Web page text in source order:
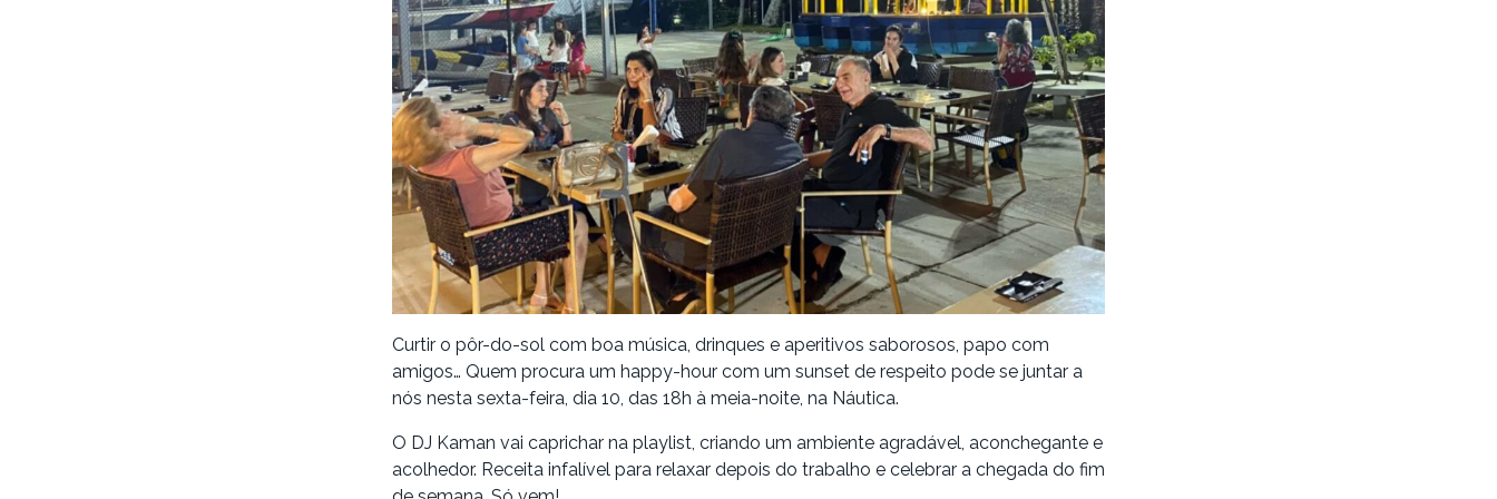
Curtir o pôr-do-sol com boa música, drinques e aperitivos saborosos, papo com
amigos… Quem procura um happy-hour com um sunset de respeito pode se juntar a
nós nesta sexta-feira, dia 10, das 18h à meia-noite, na Náutica.
O DJ Kaman vai caprichar na playlist, criando um ambiente agradável, aconchegante e
acolhedor. Receita infalível para relaxar depois do trabalho e celebrar a chegada do fim